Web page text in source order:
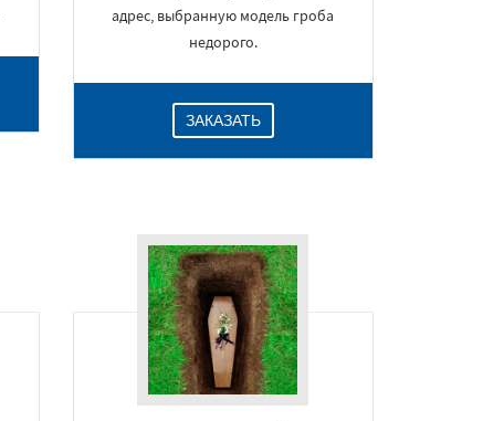
адрес, выбранную модель гроба
недорого.
ЗАКАЗАТЬ